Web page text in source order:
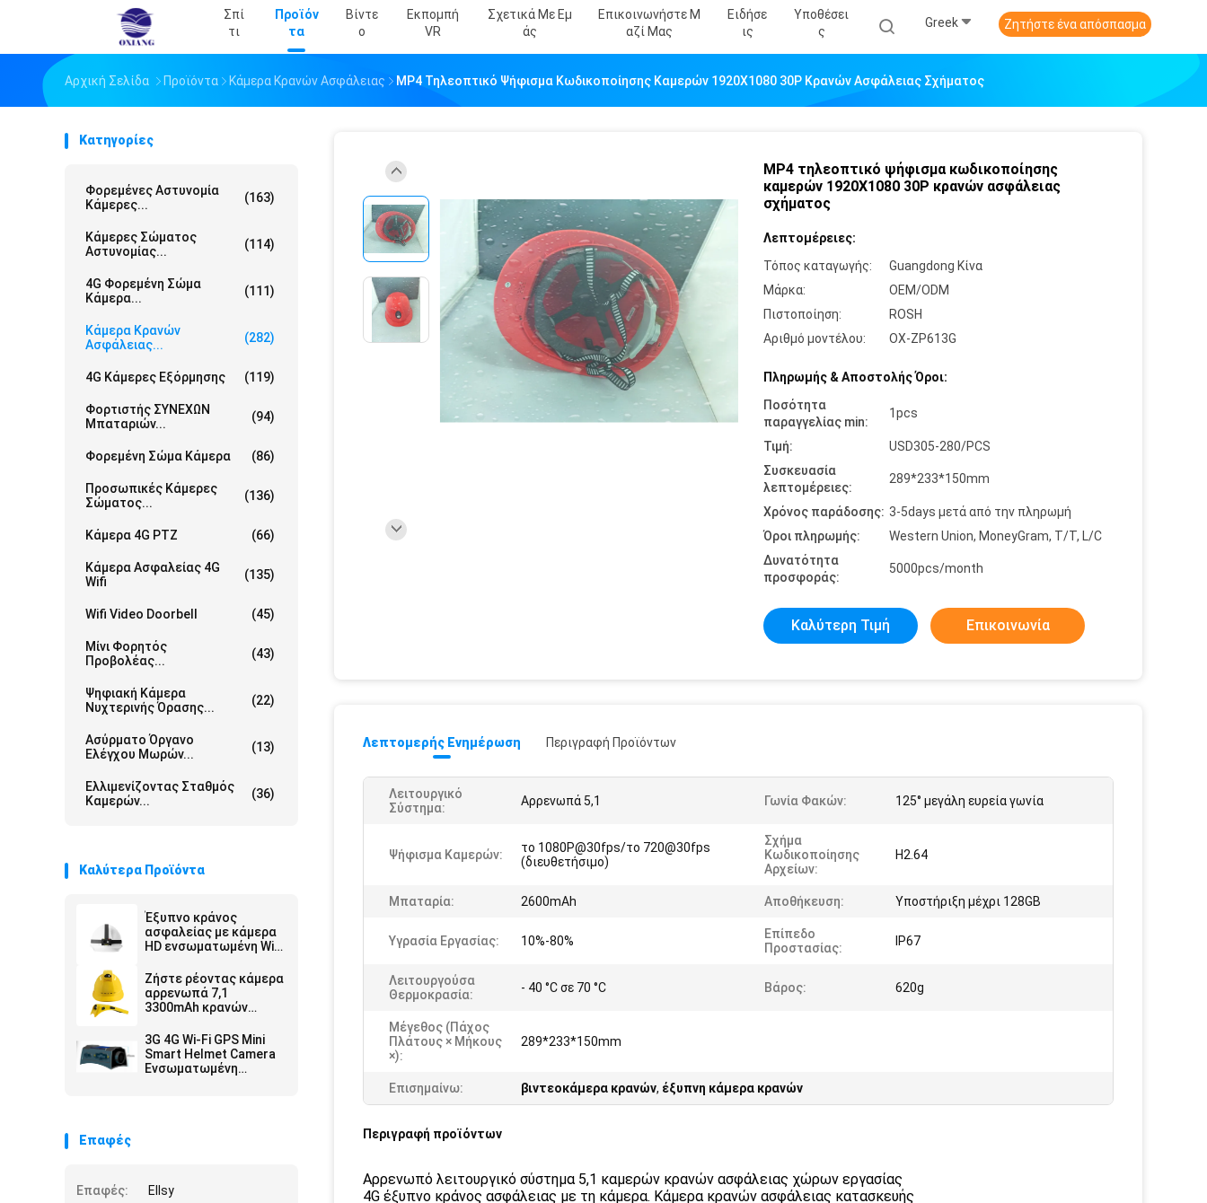
Σπί
Τι
Προϊόν
Τα
Βίντε
Ο
Εκπομπή
VR
Σχετικά Με Εμ
Άς
Επικοινωνήστε Μ
Αζί Μας
Ειδήσε
Ις
Υποθέσει
Σ
Greek Ζητήστε ένα απόσπασμα
Αρχική Σελίδα Προϊόντα Κάμερα Κρανών Ασφάλειας MP4 Τηλεοπτικό Ψήφισμα Κωδικοποίησης Καμερών 1920X1080 30P Κρανών Ασφάλειας Σχήματος
Κατηγορίες
Φορεμένες Αστυνομία
Κάμερες...
(163)
Κάμερες Σώματος
Αστυνομίας...
(114)
4G Φορεμένη Σώμα
Κάμερα...
(111)
Κάμερα Κρανών
Ασφάλειας...
(282)
4G Κάμερες Εξόρμησης (119)
Φορτιστής ΣΥΝΕΧΩΝ
Μπαταριών...
(94)
Φορεμένη Σώμα Κάμερα (86)
Προσωπικές Κάμερες
Σώματος...
(136)
Κάμερα 4G PTZ (66)
Κάμερα Ασφαλείας 4G
Wifi
(135)
Wifi Video Doorbell (45)
Μίνι Φορητός
Προβολέας...
(43)
Ψηφιακή Κάμερα
Νυχτερινής Όρασης...
(22)
Ασύρματο Όργανο
Ελέγχου Μωρών...
(13)
Ελλιμενίζοντας Σταθμός
Καμερών...
(36)
Καλύτερα Προϊόντα
Έξυπνο κράνος
ασφαλείας με κάμερα
HD ενσωματωμένη Wifi
εντοπισμός
Ζήστε ρέοντας κάμερα
αρρενωπά 7,1
3300mAh κρανών
3G 4G Wi-Fi GPS Mini
Smart Helmet Camera
Ενσωματωμένη
Επαφές
Επαφές:
Ellsy
MP4 τηλεοπτικό ψήφισμα κωδικοποίησης
καμερών 1920X1080 30P κρανών ασφάλειας
σχήματος
Λεπτομέρειες:
Τόπος καταγωγής:
Guangdong Κίνα
Μάρκα:
OEM/ODM
Πιστοποίηση:
ROSH
Αριθμό μοντέλου:
OX-ZP613G
Πληρωμής & Αποστολής Όροι:
Ποσότητα
παραγγελίας min:
1pcs
Τιμή:
USD305-280/PCS
Συσκευασία
λεπτομέρειες:
289*233*150mm
Χρόνος παράδοσης: 3-5days μετά από την πληρωμή
Όροι πληρωμής:
Western Union, MoneyGram, T/T, L/C
Δυνατότητα
προσφοράς:
5000pcs/month
Καλύτερη Τιμή Επικοινωνία
Λεπτομερής Ενημέρωση Περιγραφή Προϊόντων
Λειτουργικό
Σύστημα:
Αρρενωπά 5,1 Γωνία Φακών: 125° μεγάλη ευρεία γωνία
Ψήφισμα Καμερών:
το 1080P@30fps/το 720@30fps
(διευθετήσιμο)
Σχήμα
Κωδικοποίησης
Αρχείων:
H2.64
Μπαταρία: 2600mAh Αποθήκευση: Υποστήριξη μέχρι 128GB
Υγρασία Εργασίας: 10%-80%
Επίπεδο
Προστασίας:
IP67
Λειτουργούσα
Θερμοκρασία:
- 40 °C σε 70 °C Βάρος: 620g
Μέγεθος (πάχος
Πλάτους × Μήκους
×):
289*233*150mm
Επισημαίνω: βιντεοκάμερα κρανών, έξυπνη κάμερα κρανών
Περιγραφή προϊόντων
Αρρενωπό λειτουργικό σύστημα 5,1 καμερών κρανών ασφάλειας χώρων εργασίας
4G έξυπνο κράνος ασφάλειας με τη κάμερα. Κάμερα κρανών ασφάλειας κατασκευής